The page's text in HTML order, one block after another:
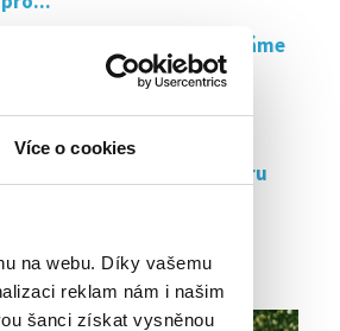
Více o cookies
na webu. Díky vašemu
reklam nám i našim
šanci získat vysněnou
Do mekáče na čerňáku hledáme
Dlouhodobá brigáda |
Dlouhodobá brigáda v centru
prahy za 150,-...
stávajících...